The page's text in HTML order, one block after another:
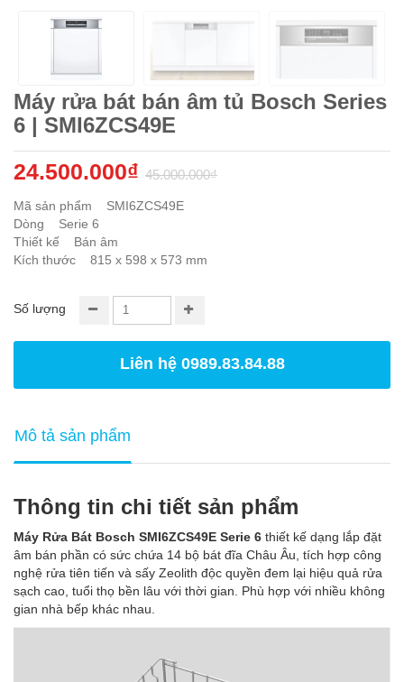
Máy rửa bát bán âm tủ Bosch Series
6 | SMI6ZCS49E
24.500.000₫ 45.000.000₫
Mã sản phẩm SMI6ZCS49E
Dòng Serie 6
Thiết kế Bán âm
Kích thước 815 x 598 x 573 mm
Số lượng
Liên hệ 0989.83.84.88
Mô tả sản phẩm
Thông tin chi tiết sản phẩm
Máy Rửa Bát Bosch SMI6ZCS49E Serie 6 thiết kế dạng lắp đặt
âm bán phần có sức chứa 14 bộ bát đĩa Châu Âu, tích hợp công
nghệ rửa tiên tiến và sấy Zeolith độc quyền đem lại hiệu quả rửa
sạch cao, tuổi thọ bền lâu với thời gian. Phù hợp với nhiều không
gian nhà bếp khác nhau.